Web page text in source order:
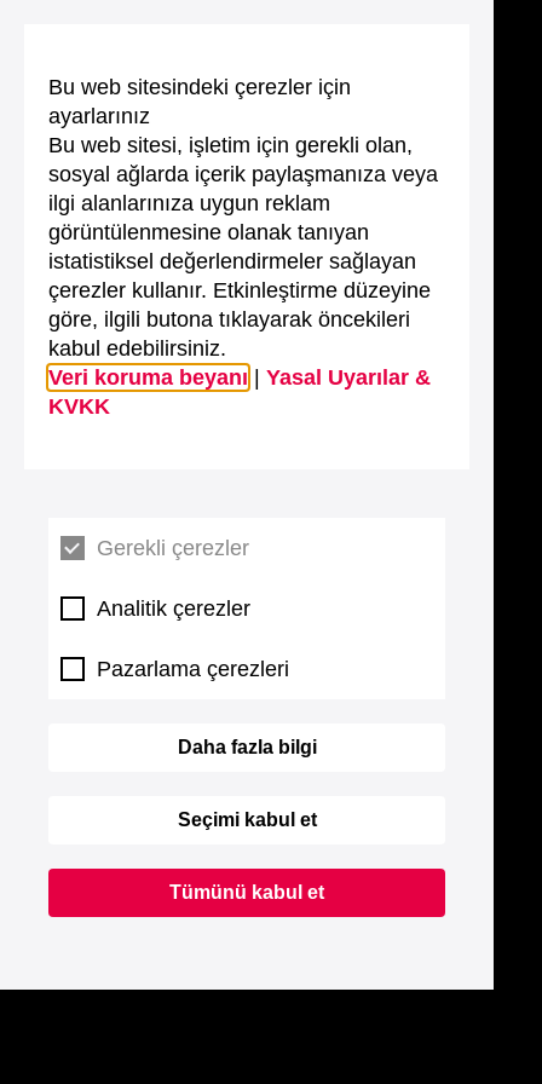
Bu web sitesindeki çerezler için
ayarlarınız
Bu web sitesi, işletim için gerekli olan,
sosyal ağlarda içerik paylaşmanıza veya
ilgi alanlarınıza uygun reklam
görüntülenmesine olanak tanıyan
istatistiksel değerlendirmeler sağlayan
çerezler kullanır. Etkinleştirme düzeyine
göre, ilgili butona tıklayarak öncekileri
kabul edebilirsiniz.
Veri koruma beyanı
Yasal Uyarılar &
KVKK
Gerekli çerezler
Analitik çerezler
Pazarlama çerezleri
Daha fazla bilgi
Seçimi kabul et
Tümünü kabul et